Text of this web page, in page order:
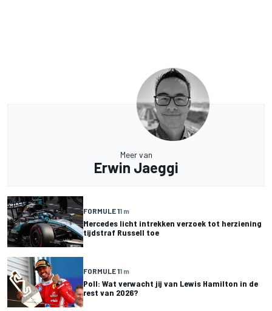
Meer van
Erwin Jaeggi
FORMULE 11 m
Mercedes licht intrekken verzoek tot herziening
tijdstraf Russell toe
FORMULE 11 m
Poll: Wat verwacht jij van Lewis Hamilton in de
rest van 2026?